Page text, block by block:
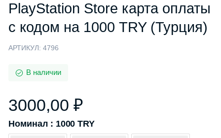
PlayStation Store карта оплаты
с кодом на 1000 TRY (Турция)
АРТИКУЛ: 4796
В наличии
3000,00 ₽
Номинал : 1000 TRY